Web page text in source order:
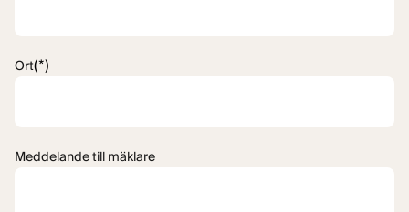
Ort(*)
Meddelande till mäklare